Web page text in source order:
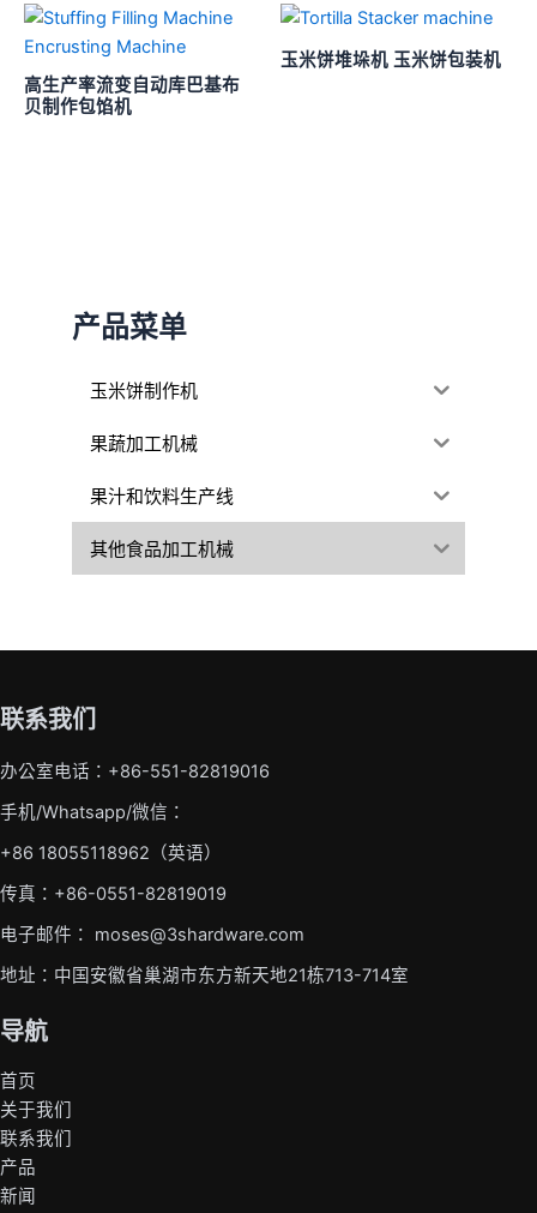
产品菜单
玉米饼制作机
果蔬加工机械
果汁和饮料生产线
其他食品加工机械
高生产率流变自动库巴基布
贝制作包馅机
玉米饼堆垛机 玉米饼包装机
联系我们
办公室电话：+86-551-82819016
手机/Whatsapp/微信：
+86 18055118962（英语）
传真：+86-0551-82819019
电子邮件： moses@3shardware.com
地址：中国安徽省巢湖市东方新天地21栋713-714室
导航
首页
关于我们
联系我们
产品
新闻